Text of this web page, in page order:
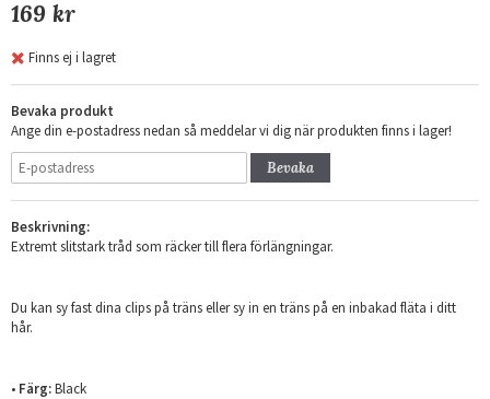
169 kr
Finns ej i lagret
Bevaka produkt
Ange din e-postadress nedan så meddelar vi dig när produkten finns i lager!
Bevaka
Beskrivning:
Extremt slitstark tråd som räcker till flera förlängningar.
Du kan sy fast dina clips på träns eller sy in en träns på en inbakad fläta i ditt
hår.
• Färg:Black